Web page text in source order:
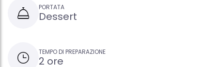
PORTATA
Dessert
TEMPO DI PREPARAZIONE
2 ore